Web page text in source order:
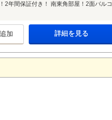
年間保証付き！ 南東角部屋！2面バルコ
加 詳細を見る